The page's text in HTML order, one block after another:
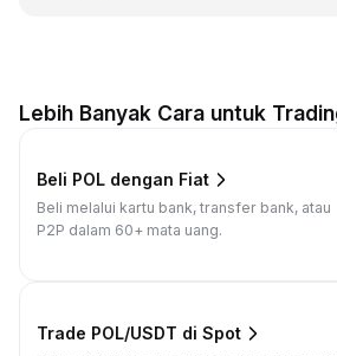
Lebih Banyak Cara untuk
Beli POL dengan Fiat
Beli melalui kartu bank, transfer bank, atau
P2P dalam 60+ mata uang.
Trade POL/USDT di Spot